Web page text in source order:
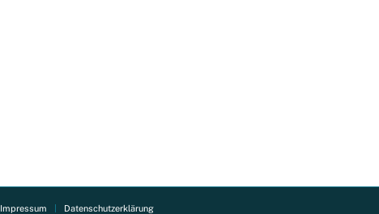
Impressum Datenschutzerklärung